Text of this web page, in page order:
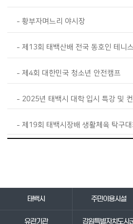
황부자며느리 야시장
제13회 태백산배 전국 동호인 테니
제4회 대한민국 청소년 안전캠프
2025년 태백시 대학 입시 특강 및
제19회 태백시장배 생활체육 탁구대
태백시 주민이용시설
유관기관 강원특별자치도시